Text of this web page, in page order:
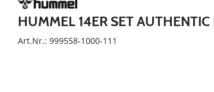
HUMMEL 14ER SET AUTHENTIC
Art.Nr.: 999558-1000-111